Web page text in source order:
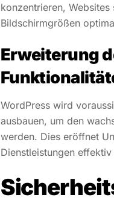
konzentrieren,
Bildschirmgrößen
Erweiterung
WordPress wird
ausbauen, um den
werden. Dies eröffnet
Dienstleistungen